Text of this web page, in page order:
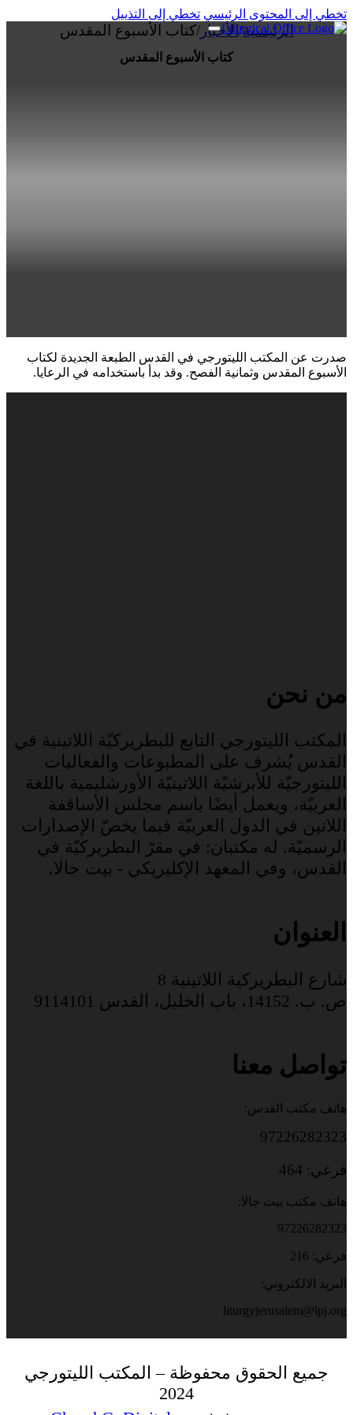
تخطي إلى المحتوى الرئيسي تخطي إلى التذييل
الرئيسية/الأخبار/كتاب الأسبوع المقدس
كتاب الأسبوع المقدس
صدرت عن المكتب الليتورجي في القدس الطبعة الجديدة لكتاب
الأسبوع المقدس وثمانية الفصح. وقد بدأ باستخدامه في الرعايا.
من نحن
المكتب الليتورجي التابع للبطريركيّة اللاتينية في
القدس يُشرف على المطبوعات والفعاليات
الليتورجيّة للأبرشيّة اللاتينيّة الأورشليمية باللغة
العربيّة، ويعمل أيضًا باسم مجلس الأساقفة
اللاتين في الدول العربيّة فيما يخصّ الإصدارات
الرسميّة. له مكتبان: في مقرّ البطريركيّة في
القدس، وفي المعهد الإكليريكي - بيت جالا.
العنوان
شارع البطريركية اللاتينية 8
ص. ب. 14152، باب الخليل، القدس 9114101
تواصل معنا
هاتف مكتب القدس:
97226282323
فرعي: 464
هاتف مكتب بيت جالا:
97226282323
فرعي: 216
البريد الالكتروني:
liturgyjerusalem@lpj.org
جميع الحقوق محفوظة – المكتب الليتورجي
2024